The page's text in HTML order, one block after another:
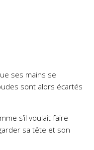
ses mains se
sont alors écartés
s’il voulait faire
sa tête et son